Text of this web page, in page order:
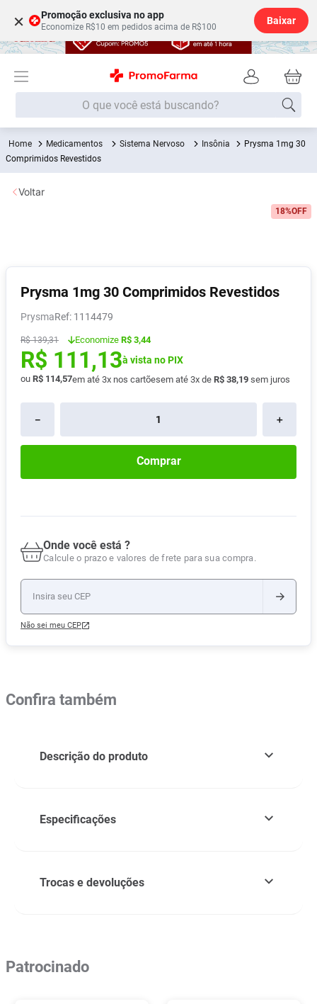
× Promoção exclusiva no app
Economize R$10 em pedidos acima de R$100
Baixar
O que você está buscando?
Medicamentos Sistema Nervoso Insônia
Prysma 1mg 30
Comprimidos Revestidos
18%OFF
Prysma 1mg 30 Comprimidos Revestidos
Prysma : 1114479
R$ 139,31 Economize R$ 3,44
R$ 111,13à vista no PIX
ou R$ 114,57em até 3x nos cartõesem até 3x de R$ 38,19 sem juros
＋
－
Comprar
Onde você está ?
Calcule o prazo e valores de frete para sua compra.
Não sei meu CEP
Voltar
Confira também
Descrição do produto
Especificações
Trocas e devoluções
Patrocinado
Termos mais buscados
1º Fralda
2
5º Fralda G
6º Desodorante
7º Shampoo
8 º Pampers Confort Sec
9 Vitamina D
10º Soro Fisiológico